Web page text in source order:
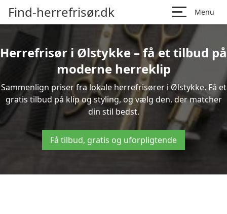
Find-herrefrisør.dk Menu
Herrefrisør i Ølstykke – få et tilbud på
moderne herreklip
Sammenlign priser fra lokale herrefrisører i Ølstykke. Få et
gratis tilbud på klip og styling, og vælg den, der matcher
din stil bedst.
Få tilbud, gratis og uforpligtende